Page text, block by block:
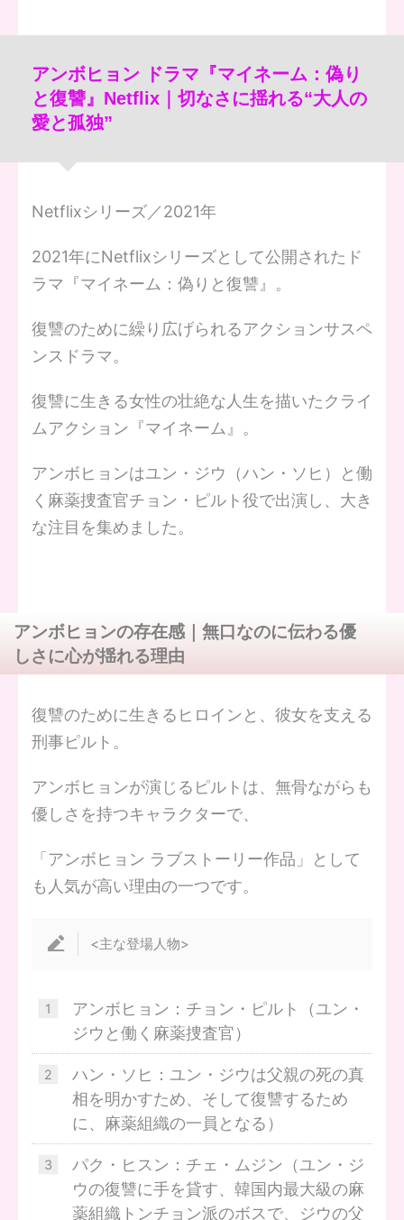
アンボヒョン ドラマ『マイネーム：偽り
と復讐』Netflix｜切なさに揺れる“大人の
愛と孤独”
Netflixシリーズ／2021年
2021年にNetflixシリーズとして公開されたド
ラマ『マイネーム：偽りと復讐』。
復讐のために繰り広げられるアクションサスペ
ンスドラマ。
復讐に生きる女性の壮絶な人生を描いたクライ
ムアクション『マイネーム』。
アンボヒョンはユン・ジウ（ハン・ソヒ）と働
く麻薬捜査官チョン・ピルト役で出演し、大き
な注目を集めました。
アンボヒョンの存在感｜無口なのに伝わる優
しさに心が揺れる理由
復讐のために生きるヒロインと、彼女を支える
刑事ピルト。
アンボヒョンが演じるピルトは、無骨ながらも
優しさを持つキャラクターで、
「アンボヒョン ラブストーリー作品」として
も人気が高い理由の一つです。
<主な登場人物>
アンボヒョン：チョン・ピルト（ユン・
ジウと働く麻薬捜査官）
ハン・ソヒ：ユン・ジウは父親の死の真
相を明かすため、そして復讐するため
に、麻薬組織の一員となる）
パク・ヒスン：チェ・ムジン（ユン・ジ
ウの復讐に手を貸す、韓国内最大級の麻
薬組織トンチョン派のボスで、ジウの父